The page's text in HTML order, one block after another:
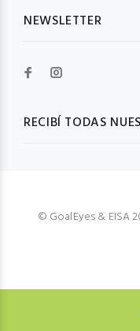
RECIBÍ TODAS
NEWSLETTER
© GoalEyes & EISA